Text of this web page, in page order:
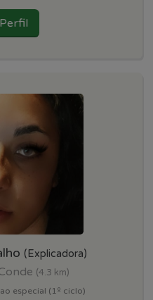
(Explicadora)
(4.3 km)
especial (1º ciclo)